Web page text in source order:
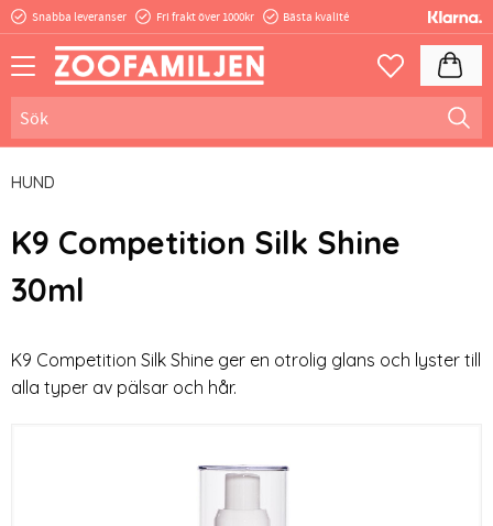
Snabba leveranser Fri frakt över 1000kr Bästa kvalité
Favoriter
HUND
K9 Competition ​Silk Shine
30ml
K9 Competition ​Silk Shine ger en otrolig glans och lyster till
alla typer av pälsar och hår.